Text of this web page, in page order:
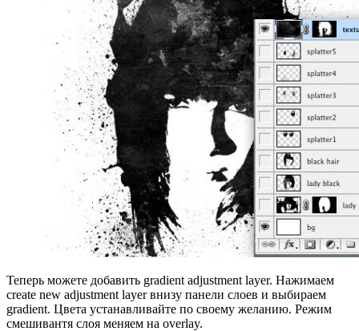
Теперь можете добавить gradient adjustment layer. Нажимаем
create new adjustment layer внизу панели слоев и выбираем
gradient. Цвета устанавливайте по своему желанию. Режим
смешивантя слоя меняем на overlay.